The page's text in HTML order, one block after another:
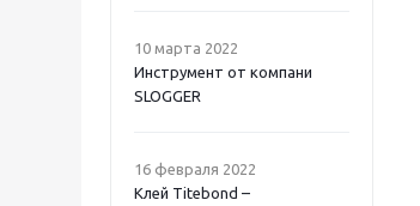
10 марта 2022
Инструмент от компани
SLOGGER
16 февраля 2022
Клей Titebond –